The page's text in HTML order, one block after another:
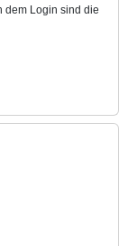
dem Login sind die